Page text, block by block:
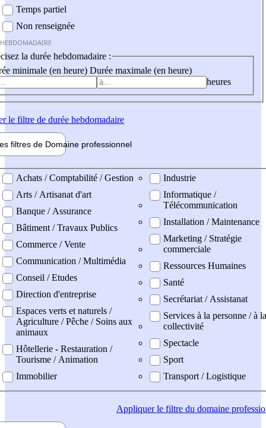
Temps partiel
Non renseignée
la durée hebdomadaire :
minimale (en heure) Durée maximale (en heure)
heures
le filtre de durée hebdomadaire
filtres de Domaine professionnel
professionel
Achats / Comptabilité / Gestion
Arts / Artisanat d'art
Banque / Assurance
Bâtiment / Travaux Publics
Commerce / Vente
Communication / Multimédia
Conseil / Etudes
Direction d'entreprise
Espaces verts et naturels /
Agriculture / Pêche / Soins aux
animaux
Hôtellerie - Restauration /
Tourisme / Animation
Immobilier
Industrie
Informatique /
Télécommunication
Installation / Maintenance
Marketing / Stratégie
commerciale
Ressources Humaines
Santé
Secrétariat / Assistanat
Services à la personne / à la
collectivité
Spectacle
Sport
Transport / Logistique
Appliquerle filtre du domaine